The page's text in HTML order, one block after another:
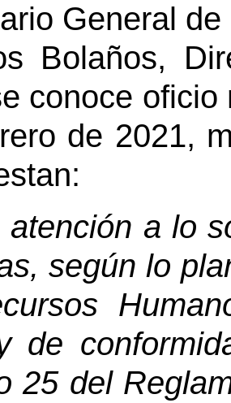
General
Bolaños,
conoce oficio
de 2021,
atención a lo
según lo
de
25 del